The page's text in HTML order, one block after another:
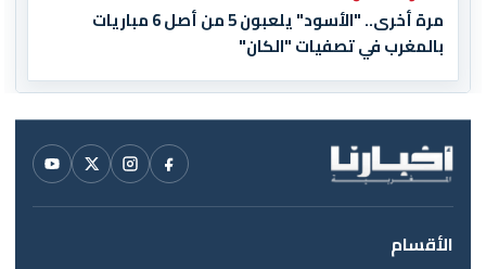
مرة أخرى.. "الأسود" يلعبون 5 من أصل 6 مباريات
بالمغرب في تصفيات "الكان"
الأقسام